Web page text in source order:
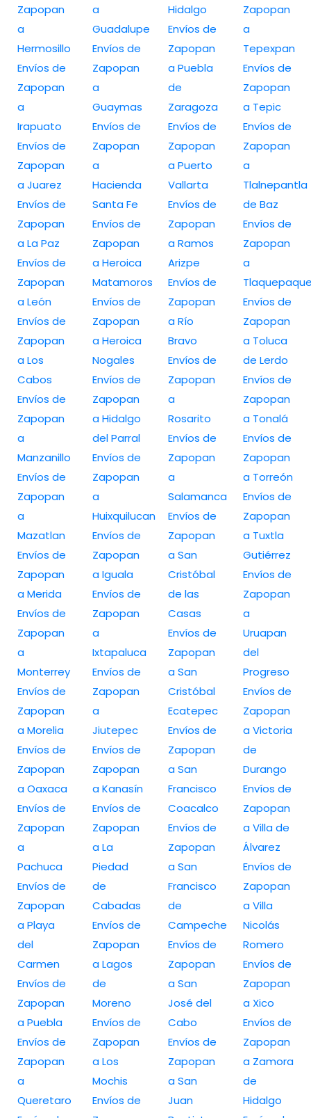
Zapopan
a
Hermosillo
Envíos de
Zapopan
a
Irapuato
Envíos de
Zapopan
a Juarez
Envíos de
Zapopan
a La Paz
Envíos de
Zapopan
a León
Envíos de
Zapopan
a Los
Cabos
Envíos de
Zapopan
a
Manzanillo
Envíos de
Zapopan
a
Mazatlan
Envíos de
Zapopan
a Merida
Envíos de
Zapopan
a
Monterrey
Envíos de
Zapopan
a Morelia
Envíos de
Zapopan
a Oaxaca
Envíos de
Zapopan
a
Pachuca
Envíos de
Zapopan
a Playa
del
Carmen
Envíos de
Zapopan
a Puebla
Envíos de
Zapopan
a
Queretaro
a
Guadalupe
Envíos de
Zapopan
a
Guaymas
Envíos de
Zapopan
a
Hacienda
Santa Fe
Envíos de
Zapopan
a Heroica
Matamoros
Envíos de
Zapopan
a Heroica
Nogales
Envíos de
Zapopan
a Hidalgo
del Parral
Envíos de
Zapopan
a
Huixquilucan
Envíos de
Zapopan
a Iguala
Envíos de
Zapopan
a
Ixtapaluca
Envíos de
Zapopan
a
Jiutepec
Envíos de
Zapopan
a Kanasín
Envíos de
Zapopan
a La
Piedad
de
Cabadas
Envíos de
Zapopan
a Lagos
de
Moreno
Envíos de
Zapopan
a Los
Mochis
Envíos de
Hidalgo
Envíos de
Zapopan
a Puebla
de
Zaragoza
Envíos de
Zapopan
a Puerto
Vallarta
Envíos de
Zapopan
a Ramos
Arizpe
Envíos de
Zapopan
a Río
Bravo
Envíos de
Zapopan
a
Rosarito
Envíos de
Zapopan
a
Salamanca
Envíos de
Zapopan
a San
Cristóbal
de las
Casas
Envíos de
Zapopan
a San
Cristóbal
Ecatepec
Envíos de
Zapopan
a San
Francisco
Coacalco
Envíos de
Zapopan
a San
Francisco
de
Campeche
Envíos de
Zapopan
a San
José del
Cabo
Envíos de
Zapopan
a San
Juan
Zapopan
a
Tepexpan
Envíos de
Zapopan
a Tepic
Envíos de
Zapopan
a
Tlalnepantla
de Baz
Envíos de
Zapopan
a
Envíos de
Zapopan
a Toluca
de Lerdo
Envíos de
Zapopan
a Tonalá
Envíos de
Zapopan
a Torreón
Envíos de
Zapopan
a Tuxtla
Gutiérrez
Envíos de
Zapopan
a
Uruapan
del
Progreso
Envíos de
Zapopan
a Victoria
de
Durango
Envíos de
Zapopan
a Villa de
Álvarez
Envíos de
Zapopan
a Villa
Nicolás
Romero
Envíos de
Zapopan
a Xico
Envíos de
Zapopan
a Zamora
de
Hidalgo